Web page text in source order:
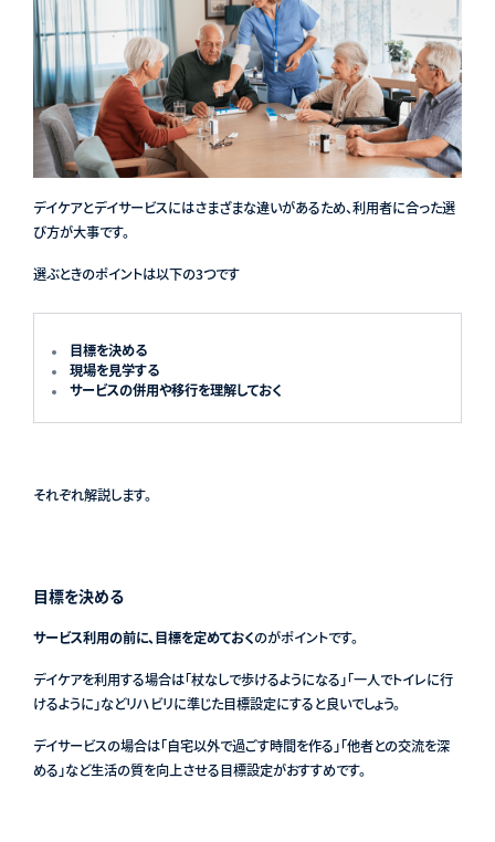
デイケアとデイサービスにはさまざまな違いがあるため、利用者に合った選
び方が大事です。
選ぶときのポイントは以下の3つです
目標を決める
現場を見学する
サービスの併用や移行を理解しておく
それぞれ解説します。
目標を決める
サービス利用の前に、目標を定めておくのがポイントです。
デイケアを利用する場合は「杖なしで歩けるようになる」「一人でトイレに行
けるように」などリハビリに準じた目標設定にすると良いでしょう。
デイサービスの場合は「自宅以外で過ごす時間を作る」「他者との交流を深
める」など生活の質を向上させる目標設定がおすすめです。